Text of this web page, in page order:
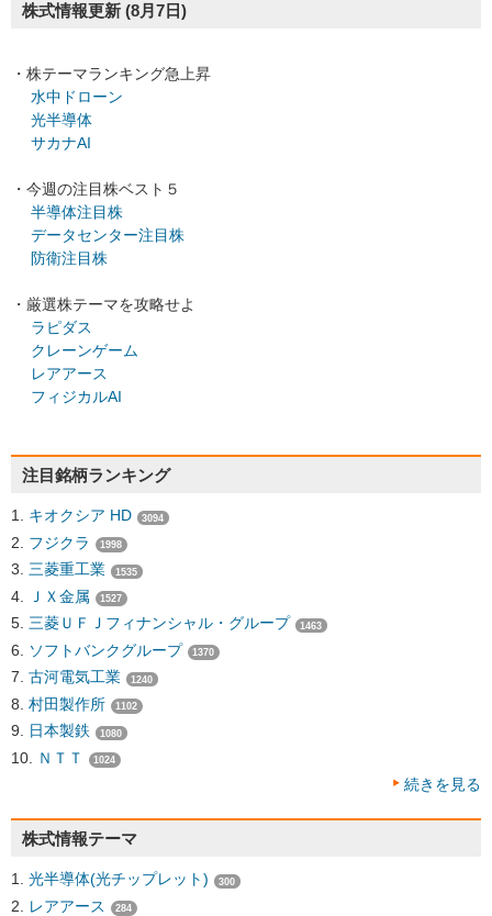
株式情報更新 (8月7日)
・株テーマランキング急上昇
水中ドローン
光半導体
サカナAI
・今週の注目株ベスト５
半導体注目株
データセンター注目株
防衛注目株
・厳選株テーマを攻略せよ
ラピダス
クレーンゲーム
レアアース
フィジカルAI
注目銘柄ランキング
キオクシア HD 3094
フジクラ 1998
三菱重工業 1535
ＪＸ金属 1527
三菱ＵＦＪフィナンシャル・グループ 1463
ソフトバンクグループ 1370
古河電気工業 1240
村田製作所 1102
日本製鉄 1080
ＮＴＴ 1024
続きを見る
株式情報テーマ
光半導体(光チップレット) 300
レアアース 284